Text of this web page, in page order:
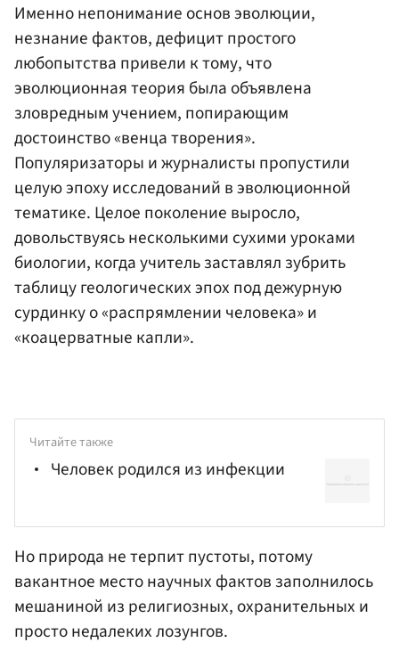
Именно непонимание основ эволюции,
незнание фактов, дефицит простого
любопытства привели к тому, что
эволюционная теория была объявлена
зловредным учением, попирающим
достоинство «венца творения».
Популяризаторы и журналисты пропустили
целую эпоху исследований в эволюционной
тематике. Целое поколение выросло,
довольствуясь несколькими сухими уроками
биологии, когда учитель заставлял зубрить
таблицу геологических эпох под дежурную
сурдинку о «распрямлении человека» и
«коацерватные капли».
Читайте также
Человек родился из инфекции
Но природа не терпит пустоты, потому
вакантное место научных фактов заполнилось
мешаниной из религиозных, охранительных и
просто недалеких лозунгов.